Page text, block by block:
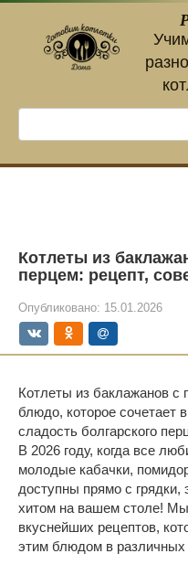
контенту
Котлеты из
перцем: рецепт,
Опубликовано: 15.01.2026
Котлеты из баклажанов с
блюдо, которое сочетает
сладость болгарского
В 2026 году, когда все
молодые кабачки,
доступны прямо с грядки,
хитом на вашем столе!
вкуснейших рецептов,
этим блюдом в различных